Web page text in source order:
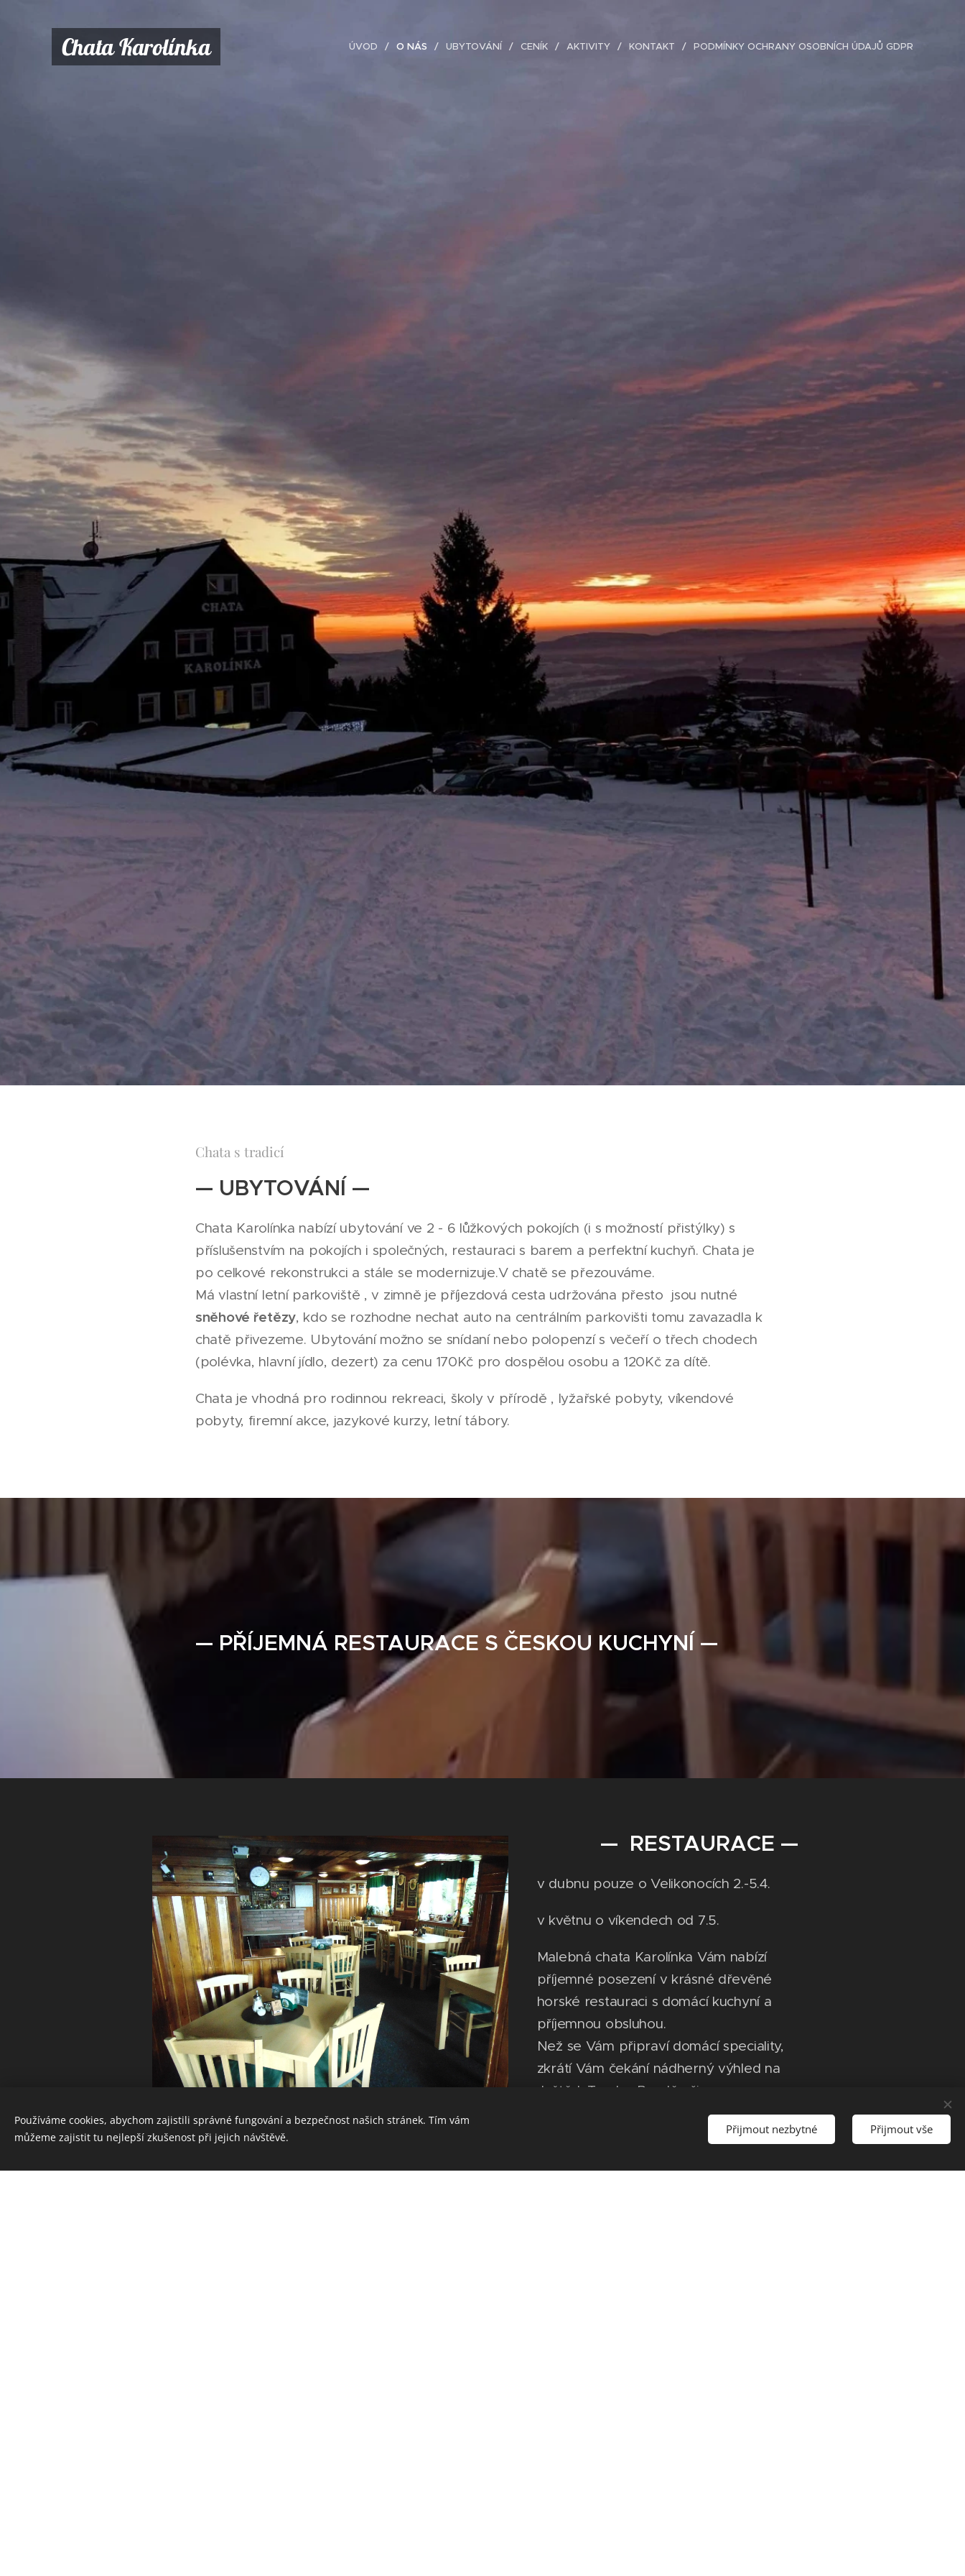
Chata Karolínka ÚVOD O NÁS UBYTOVÁNÍ CENÍK AKTIVITY KONTAKT PODMÍNKY OCHRANY OSOBNÍCH ÚDAJŮ GDPR
Chata s tradicí
— UBYTOVÁNÍ —
Chata Karolínka nabízí ubytování ve 2 - 6 lůžkových pokojích (i s možností přistýlky) s
příslušenstvím na pokojích i společných, restauraci s barem a perfektní kuchyň. Chata je
po celkové rekonstrukci a stále se modernizuje.V chatě se přezouváme.
Má vlastní letní parkoviště , v zimně je příjezdová cesta udržována přesto jsou nutné
sněhové řetězy, kdo se rozhodne nechat auto na centrálním parkovišti tomu zavazadla k
chatě přivezeme. Ubytování možno se snídaní nebo polopenzí s večeří o třech chodech
(polévka, hlavní jídlo, dezert) za cenu 170Kč pro dospělou osobu a 120Kč za dítě.
Chata je vhodná pro rodinnou rekreaci, školy v přírodě , lyžařské pobyty, víkendové
pobyty, firemní akce, jazykové kurzy, letní tábory.
— PŘÍJEMNÁ RESTAURACE S ČESKOU KUCHYNÍ —
— RESTAURACE —
v dubnu pouze o Velikonocích 2.-5.4.
v květnu o víkendech od 7.5.
Malebná chata Karolínka Vám nabízí
příjemné posezení v krásné dřevěné
horské restauraci s domácí kuchyní a
příjemnou obsluhou.
Než se Vám připraví domácí speciality,
zkrátí Vám čekání nádherný výhled na
Ještěd, Trosky, Bezděz či
nezapomenutelný západ slunce nad
Českým Rájem. Při dobré viditelnosti
Používáme cookies, abychom zajistili správné fungování a bezpečnost našich stránek. Tím vám
můžeme zajistit tu nejlepší zkušenost při jejich návštěvě.
Přijmout nezbytné Přijmout vše